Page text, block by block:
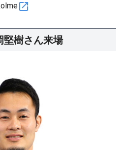
樹さん来場